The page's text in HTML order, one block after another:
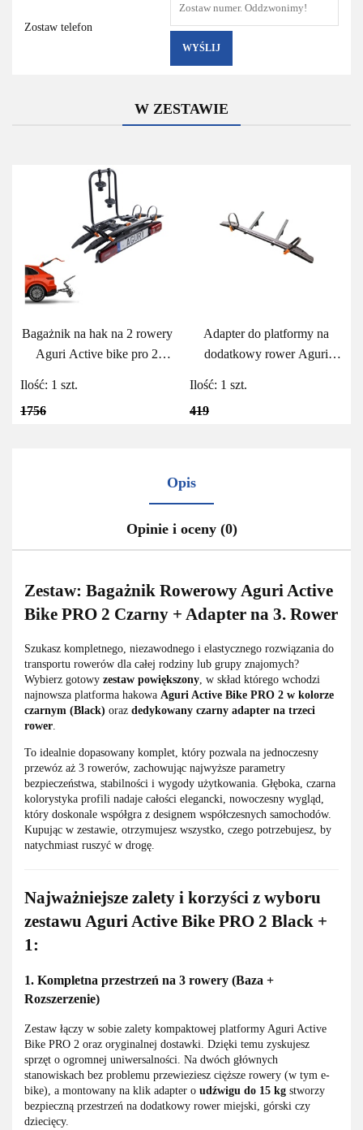
Zostaw telefon
WYŚLIJ
W ZESTAWIE
Bagażnik na hak na 2 rowery
Aguri Active bike pro 2
1756
Ilość: 1 szt.
Adapter do platformy na
dodatkowy rower Aguri
419
Ilość: 1 szt.
Opis
Opinie i oceny (0)
Zestaw: Bagażnik Rowerowy Aguri Active
Bike PRO 2 Czarny + Adapter na 3. Rower
Szukasz kompletnego, niezawodnego i elastycznego rozwiązania do
transportu rowerów dla całej rodziny lub grupy znajomych?
Wybierz gotowy zestaw powiększony , w skład którego wchodzi
najnowsza platforma hakowa Aguri Active Bike PRO 2 w kolorze
czarnym (Black) oraz dedykowany czarny adapter na trzeci
rower
To idealnie dopasowany komplet, który pozwala na jednoczesny
przewóz aż 3 rowerów, zachowując najwyższe parametry
bezpieczeństwa, stabilności i wygody użytkowania. Głęboka, czarna
kolorystyka profili nadaje całości elegancki, nowoczesny wygląd,
który doskonale współgra z designem współczesnych samochodów.
Kupując w zestawie, otrzymujesz wszystko, czego potrzebujesz, by
natychmiast ruszyć w drogę.
Najważniejsze zalety i korzyści z wyboru
zestawu Aguri Active Bike PRO 2 Black +
1:
1. Kompletna przestrzeń na 3 rowery (Baza +
Rozszerzenie)
Zestaw łączy w sobie zalety kompaktowej platformy Aguri Active
Bike PRO 2 oraz oryginalnej dostawki. Dzięki temu zyskujesz
sprzęt o ogromnej uniwersalności. Na dwóch głównych
stanowiskach bez problemu przewieziesz cięższe rowery (w tym e-
bike), a montowany na klik adapter o udźwigu do 15 kg stworzy
bezpieczną przestrzeń na dodatkowy rower miejski, górski czy
dziecięcy.